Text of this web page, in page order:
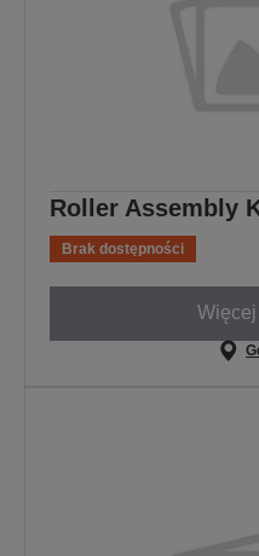
Roller Assembly
Brak dostępności